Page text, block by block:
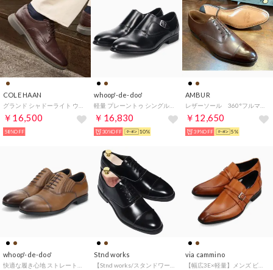
COLE HAAN
￥16,500
58%OFF
whoop'-de-doo'
￥16,830
30%OFF 10%
AMBUR
￥12,650
39%OFF 5%
whoop'-de-doo' Stnd works via cammino
【幅広3E×軽量】メンズ ビジネスシューズ 本革 歩きやすい スリッポン ダブルモンク VC2506 （ライトブラウン）